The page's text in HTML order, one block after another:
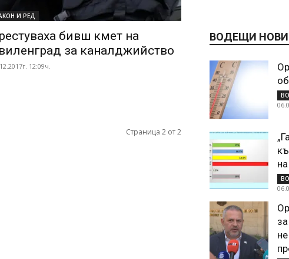
И РЕД
бивш кмет на
за каналджийство
12:09ч.
Страница 2 от 2
ВОДЕЩИ